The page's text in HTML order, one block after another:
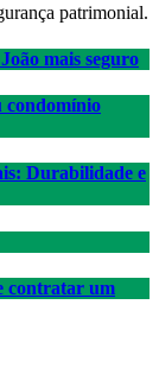
patrimonial.
mais seguro
condomínio
Durabilidade e
contratar um